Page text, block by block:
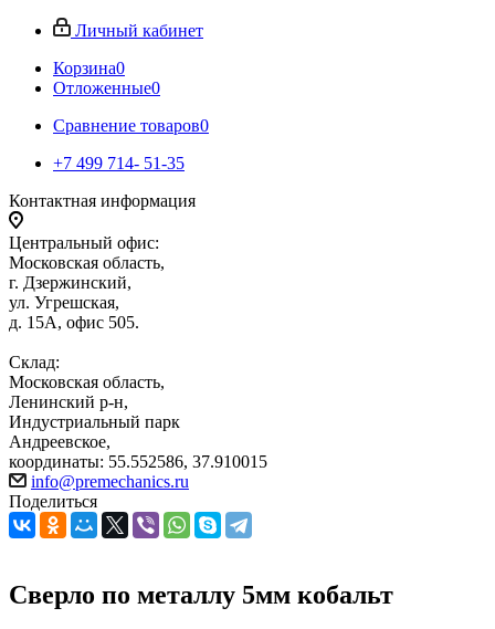
Личный кабинет
Корзина0
Отложенные0
Сравнение товаров0
+7 499 714- 51-35
Контактная информация
Центральный офис:
Московская область,
г. Дзержинский,
ул. Угрешская,
д. 15А, офис 505.
Склад:
Московская область,
Ленинский р-н,
Индустриальный парк
Андреевское,
координаты: 55.552586, 37.910015
info@premechanics.ru
Поделиться
Сверло по металлу 5мм кобальт